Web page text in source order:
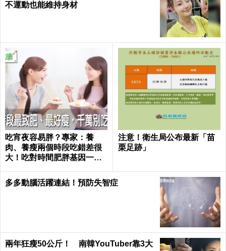
不運動也能維持身材
吃宵夜容易胖？專家：養
肉、養瘦兩個時段吃錯差很
大！吃對時間肥胖基因一秒
注意！衛生局公布最新「苗
栗足跡」
多多動腦活躍連結！預防失智症
兩年狂瘦50公斤！ 南韓YouTuber靠3大